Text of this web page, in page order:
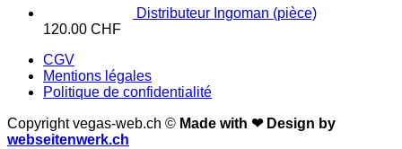
Distributeur Ingoman (pièce)
120.00 CHF
CGV
Mentions légales
Politique de confidentialité
Copyright vegas-web.ch © Made with ❤ Design by
webseitenwerk.ch